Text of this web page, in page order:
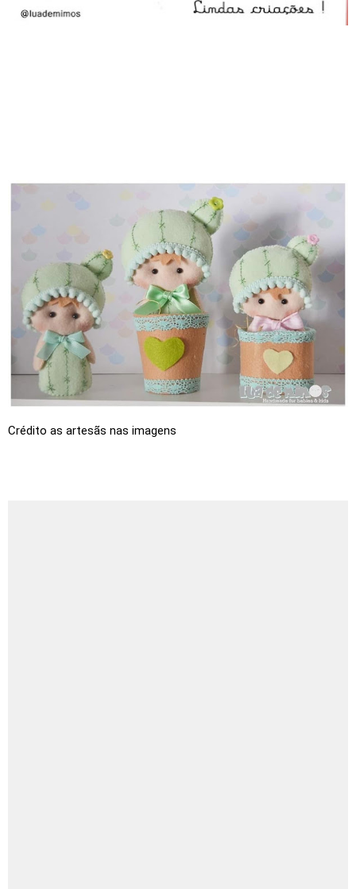
Crédito as artesãs nas imagens